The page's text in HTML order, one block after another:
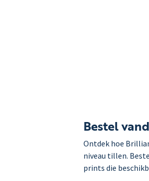
Bestel
Ontdek hoe
niveau tillen.
prints die